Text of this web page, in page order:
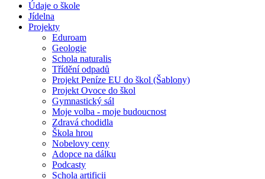
Údaje o škole
Jídelna
Projekty
Eduroam
Geologie
Schola naturalis
Třídění odpadů
Projekt Peníze EU do škol (Šablony)
Projekt Ovoce do škol
Gymnastický sál
Moje volba - moje budoucnost
Zdravá chodidla
Škola hrou
Nobelovy ceny
Adopce na dálku
Podcasty
Schola artificii